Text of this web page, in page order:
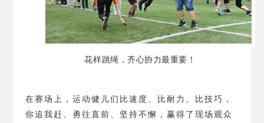
花样跳绳，齐心协力最重要！
在赛场上，运动健儿们比速度、比耐力、比技巧，
你追我赶、勇往直前、坚持不懈，赢得了现场观众